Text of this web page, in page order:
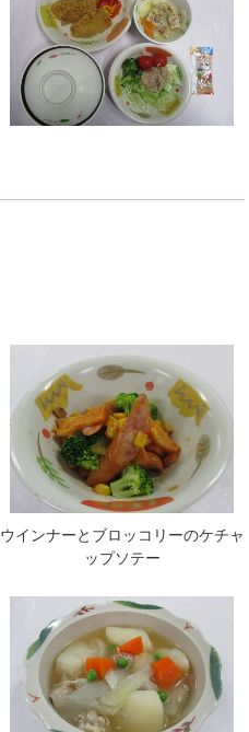
ウインナーとブロッコリーのケチャ
ップソテー